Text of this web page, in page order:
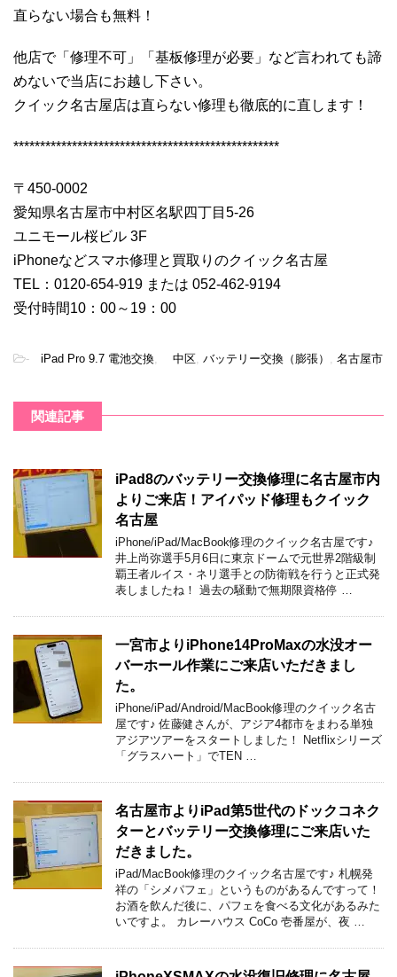
直らない場合も無料！
他店で「修理不可」「基板修理が必要」など言われても諦
めないで当店にお越し下さい。
クイック名古屋店は直らない修理も徹底的に直します！
**************************************************
〒450-0002
愛知県名古屋市中村区名駅四丁目5-26
ユニモール桜ビル 3F
iPhoneなどスマホ修理と買取りのクイック名古屋
TEL：0120-654-919 または 052-462-9194
受付時間10：00～19：00
- iPad Pro 9.7 電池交換 中区 バッテリー交換（膨張） 名古屋市
関連記事
iPad8のバッテリー交換修理に名古屋市内
よりご来店！アイパッド修理もクイック
名古屋
iPhone/iPad/MacBook修理のクイック名古屋です♪
井上尚弥選手5月6日に東京ドームで元世界2階級制
覇王者ルイス・ネリ選手との防衛戦を行うと正式発
表しましたね！ 過去の騒動で無期限資格停 …
一宮市よりiPhone14ProMaxの水没オー
バーホール作業にご来店いただきまし
た。
iPhone/iPad/Android/MacBook修理のクイック名古
屋です♪ 佐藤健さんが、アジア4都市をまわる単独
アジアツアーをスタートしました！ Netflixシリーズ
「グラスハート」でTEN …
名古屋市よりiPad第5世代のドックコネク
ターとバッテリー交換修理にご来店いた
だきました。
iPad/MacBook修理のクイック名古屋です♪ 札幌発
祥の「シメパフェ」というものがあるんですって！
お酒を飲んだ後に、パフェを食べる文化があるみた
いですよ。 カレーハウス CoCo 壱番屋が、夜 …